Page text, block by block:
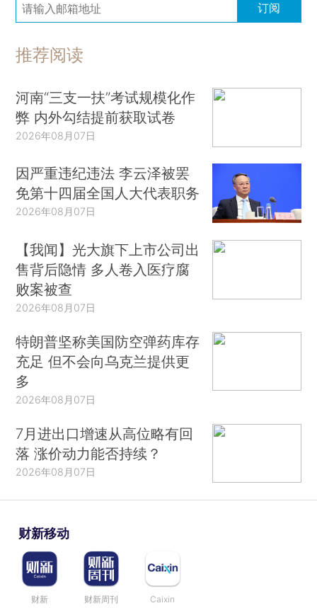
订阅
推荐阅读
河南“三支一扶”考试规模化作
弊 内外勾结提前获取试卷
2026年08月07日
因严重违纪违法 李云泽被罢
免第十四届全国人大代表职务
2026年08月07日
【我闻】光大旗下上市公司出
售背后隐情 多人卷入医疗腐
败案被查
2026年08月07日
特朗普坚称美国防空弹药库存
充足 但不会向乌克兰提供更
多
2026年08月07日
7月进出口增速从高位略有回
落 涨价动力能否持续？
2026年08月07日
财新移动
财新 财新周刊 Caixin